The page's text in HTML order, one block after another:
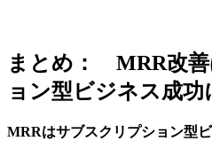
まとめ： MRR改
ョン型ビジネス成
MRRはサブスクリプション型